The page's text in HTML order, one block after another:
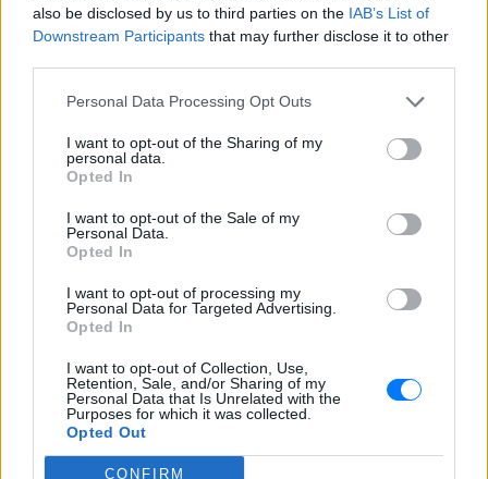
also be disclosed by us to third parties on the IAB’s List of
Downstream Participants that may further disclose it to other
Personal Data Processing Opt Outs
I want to opt-out of the Sharing of my
personal data.
Opted In
I want to opt-out of the Sale of my
Personal Data.
Opted In
I want to opt-out of processing my
Personal Data for Targeted Advertising.
Opted In
I want to opt-out of Collection, Use,
Retention, Sale, and/or Sharing of my
Personal Data that Is Unrelated with the
Purposes for which it was collected.
Opted Out
CONFIRM
και ότι σου κάνει κλικ!
Ακολουθήστε το E-Radio.gr και στο Instagram
ΔΙΑΦΗΜΙΣΗ